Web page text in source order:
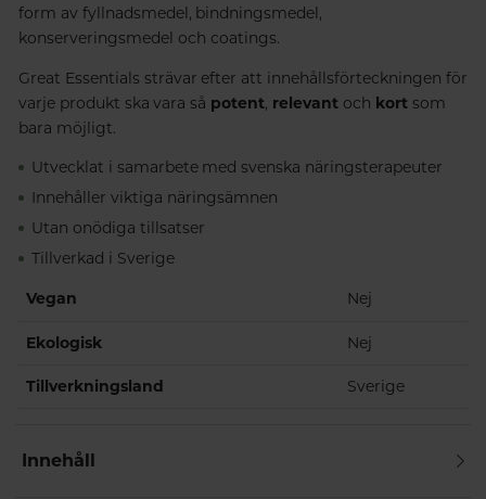
form av fyllnadsmedel, bindningsmedel,
konserveringsmedel och coatings.
Great Essentials strävar efter att innehållsförteckningen för
varje produkt ska vara så potent, relevant och kort som
bara möjligt.
Utvecklat i samarbete med svenska näringsterapeuter
Innehåller viktiga näringsämnen
Utan onödiga tillsatser
Tillverkad i Sverige
Vegan Nej
Ekologisk Nej
Tillverkningsland Sverige
Innehåll